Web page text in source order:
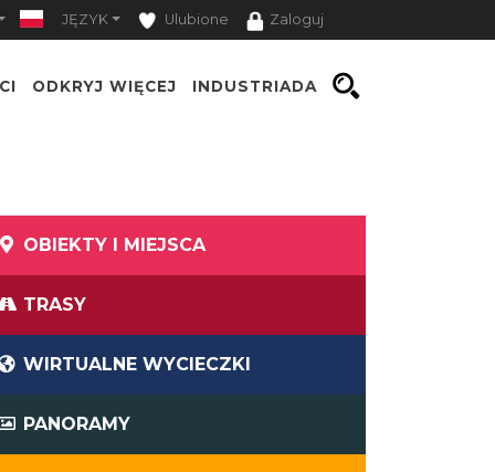
JĘZYK Ulubione Zaloguj
ODKRYJ WIĘCEJ INDUSTRIADA
OBIEKTY I MIEJSCA
TRASY
WIRTUALNE WYCIECZKI
PANORAMY